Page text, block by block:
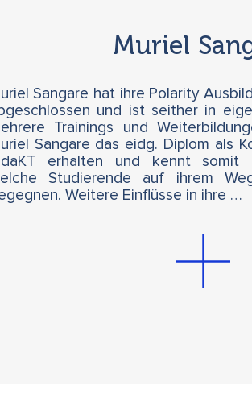
Muriel
Sangare hat ihre Polarity
und ist seither in
Trainings und
Sangare das eidg. Diplom als
erhalten und kennt somit
Studierende auf ihrem
Weitere Einflüsse in ihre …